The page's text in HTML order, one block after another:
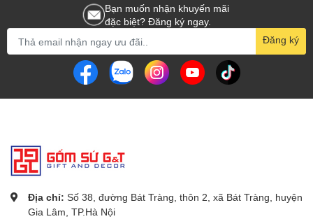
Bạn muốn nhận khuyến mãi
đặc biệt? Đăng ký ngay.
Đăng ký
Địa chỉ: Số 38, đường Bát Tràng, thôn 2, xã Bát Tràng, huyện
Gia Lâm, TP.Hà Nội